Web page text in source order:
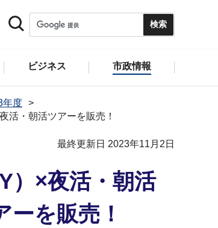
ビジネス 市政情報
年度
活・朝活ツアーを販売！
最終更新日 2023年11月2日
）×夜活・朝活
を販売！